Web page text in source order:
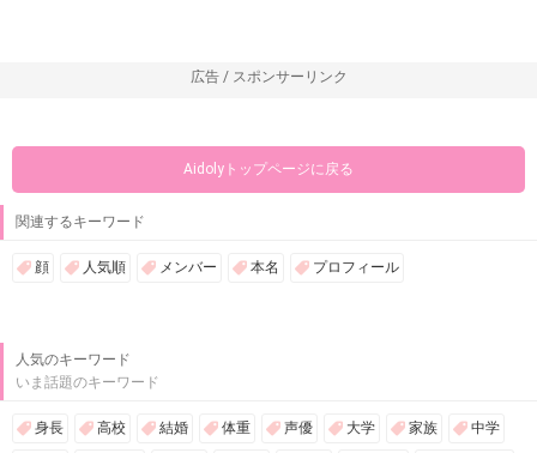
広告 / スポンサーリンク
Aidolyトップページに戻る
関連するキーワード
顔 人気順 メンバー 本名 プロフィール
人気のキーワード
いま話題のキーワード
身長 高校 結婚 体重 声優 大学 家族 中学